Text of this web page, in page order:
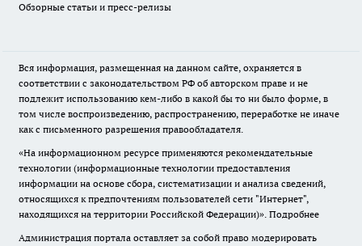
Обзорные статьи и пресс-релизы
Вся информация, размещенная на данном сайте, охраняется в
соответствии с законодательством РФ об авторском праве и не
подлежит использованию кем-либо в какой бы то ни было форме, в
том числе воспроизведению, распространению, переработке не иначе
как с письменного разрешения правообладателя.
«На информационном ресурсе применяются рекомендательные
технологии (информационные технологии предоставления
информации на основе сбора, систематизации и анализа сведений,
относящихся к предпочтениям пользователей сети "Интернет",
находящихся на территории Российской Федерации)». Подробнее
Администрация портала оставляет за собой право модерировать